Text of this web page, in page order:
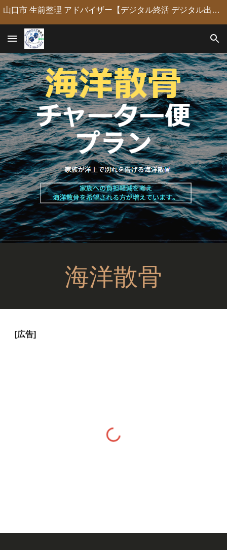
山口市 生前整理 アドバイザー【デジタル終活 デジタル出版 デジタルシニア編集長】定年後の人生の物語を「最高のデジタル資産」に編集・昇華。 古いネガやVHSのデジタル化からプロの構成による自分史動画制作、終活事務までトータルサポート。 長年のキャリアを持つプロがあなたの想いの継承を全力で支援します。
海洋散骨
[広告]